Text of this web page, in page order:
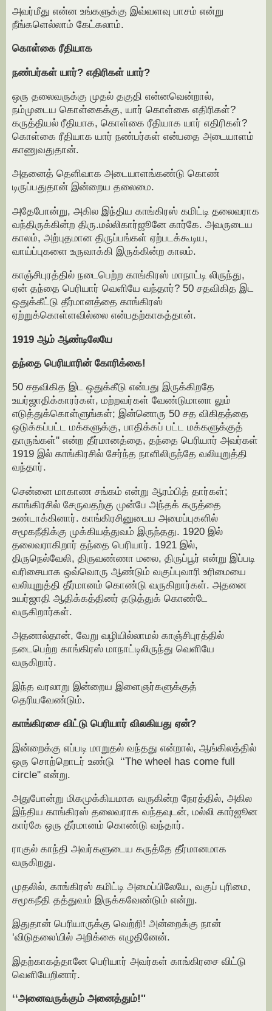
அவர்மீது என்ன உங்களுக்கு இவ்வளவு பாசம் என்று
நீங்களெல்லாம் கேட்கலாம்.
கொள்கை ரீதியாக
நண்பர்கள் யார்? எதிரிகள் யார்?
ஒரு தலைவருக்கு முதல் தகுதி என்னவென்றால்,
நம்முடைய கொள்கைக்கு, யார் கொள்கை எதிரிகள்?
கருத்தியல் ரீதியாக, கொள்கை ரீதியாக யார் எதிரிகள்?
கொள்கை ரீதியாக யார் நண்பர்கள் என்பதை அடையாளம்
காணுவதுதான்.
அதனைத் தெளிவாக அடையாளங்கண்டு கொண்
டிருப்பதுதான் இன்றைய தலைமை.
அதேபோன்று, அகில இந்திய காங்கிரஸ் கமிட்டி தலைவராக
வந்திருக்கின்ற திரு.மல்லிகார்ஜூனே கார்கே. அவருடைய
காலம், அற்புதமான திருப்பங்கள் ஏற்படக்கூடிய,
வாய்ப்புகளை உருவாக்கி இருக்கின்ற காலம்.
காஞ்சிபுரத்தில் நடைபெற்ற காங்கிரஸ் மாநாட்டி லிருந்து,
ஏன் தந்தை பெரியார் வெளியே வந்தார்? 50 சதவிகித இட
ஒதுக்கீட்டு தீர்மானத்தை காங்கிரஸ்
ஏற்றுக்கொள்ளவில்லை என்பதற்காகத்தான்.
1919 ஆம் ஆண்டிலேயே
தந்தை பெரியாரின் கோரிக்கை!
50 சதவிகித இட ஒதுக்கீடு என்பது இருக்கிறதே
உயர்ஜாதிக்காரர்கள், மற்றவர்கள் வேண்டுமானா லும்
எடுத்துக்கொள்ளுங்கள்; இன்னொரு 50 சத விகிதத்தை
ஒடுக்கப்பட்ட மக்களுக்கு, பாதிக்கப் பட்ட மக்களுக்குத்
தாருங்கள்'' என்ற தீர்மானத்தை, தந்தை பெரியார் அவர்கள்
1919 இல் காங்கிரசில் சேர்ந்த நாளிலிருந்தே வலியுறுத்தி
வந்தார்.
சென்னை மாகாண சங்கம் என்று ஆரம்பித் தார்கள்;
காங்கிரசில் சேருவதற்கு முன்பே அந்தக் கருத்தை
உண்டாக்கினார். காங்கிரசினுடைய அமைப்புகளில்
சமூகநீதிக்கு முக்கியத்துவம் இருந்தது. 1920 இல்
தலைவராகிறார் தந்தை பெரியார். 1921 இல்,
திருநெல்வேலி, திருவண்ணா மலை, திருப்பூர் என்று இப்படி
வரிசையாக ஒவ்வொரு ஆண்டும் வகுப்புவாரி உரிமையை
வலியுறுத்தி தீர்மானம் கொண்டு வருகிறார்கள். அதனை
உயர்ஜாதி ஆதிக்கத்தினர் தடுத்துக் கொண்டே
வருகிறார்கள்.
அதனால்தான், வேறு வழியில்லாமல் காஞ்சிபுரத்தில்
நடைபெற்ற காங்கிரஸ் மாநாட்டிலிருந்து வெளியே
வருகிறார்.
இந்த வரலாறு இன்றைய இளைஞர்களுக்குத்
தெரியவேண்டும்.
காங்கிரசை விட்டு பெரியார் விலகியது ஏன்?
இன்றைக்கு எப்படி மாறுதல் வந்தது என்றால், ஆங்கிலத்தில்
ஒரு சொற்றொடர் உண்டு ‘‘The wheel has come full
circle'' என்று.
அதுபோன்று மிகமுக்கியமாக வருகின்ற நேரத்தில், அகில
இந்திய காங்கிரஸ் தலைவராக வந்தவுடன், மல்லி கார்ஜூன
கார்கே ஒரு தீர்மானம் கொண்டு வந்தார்.
ராகுல் காந்தி அவர்களுடைய கருத்தே தீர்மானமாக
வருகிறது.
முதலில், காங்கிரஸ் கமிட்டி அமைப்பிலேயே, வகுப் புரிமை,
சமூகநீதி தத்துவம் இருக்கவேண்டும் என்று.
இதுதான் பெரியாருக்கு வெற்றி! அன்றைக்கு நான்
‘விடுதலை'யில் அறிக்கை எழுதினேன்.
இதற்காகத்தானே பெரியார் அவர்கள் காங்கிரசை விட்டு
வெளியேறினார்.
‘‘அனைவருக்கும் அனைத்தும்!''